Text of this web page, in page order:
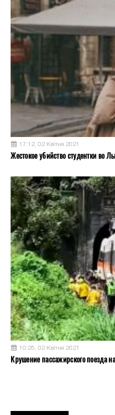
17:12, 02 Квітня 2021
Жестокое убийство студентки во
10:25, 02 Квітня 2021
Крушение пассажирского поезда